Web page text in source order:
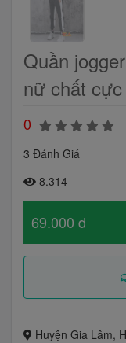
Quần
nữ chất
0
3 Đánh Giá
8.314
69.000 đ
Huyện Gia Lâm,